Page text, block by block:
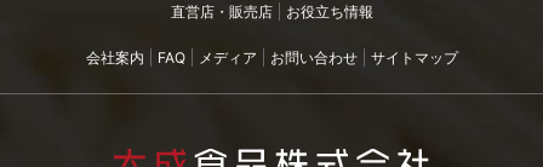
直営店・販売店 お役立ち情報
会社案内 FAQ メディア お問い合わせ サイトマップ